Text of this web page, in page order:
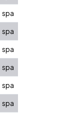
spa
spa
spa
spa
spa
spa